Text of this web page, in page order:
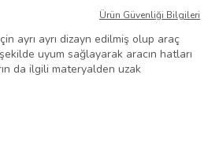
Ürün Güvenliği Bilgileri
ayrı ayrı dizayn edilmiş olup araç
uyum sağlayarak aracın hatları
da ilgili materyalden uzak